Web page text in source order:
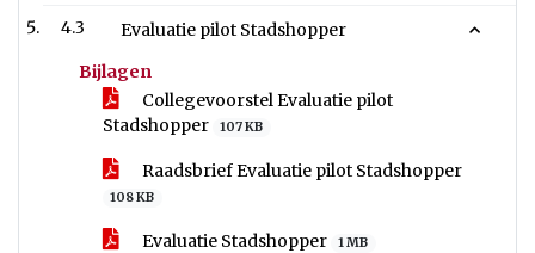
4.3
Evaluatie pilot Stadshopper
Bijlagen
Collegevoorstel Evaluatie pilot
Stadshopper
107 KB
Raadsbrief Evaluatie pilot Stadshopper
108 KB
Evaluatie Stadshopper 1 MB